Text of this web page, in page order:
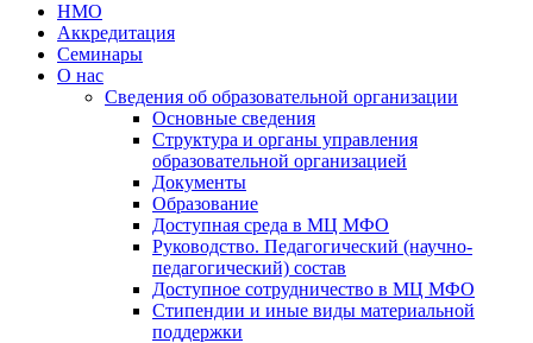
НМО
Аккредитация
Семинары
О нас
Сведения об образовательной организации
Основные сведения
Структура и органы управления
образовательной организацией
Документы
Образование
Доступная среда в МЦ МФО
Руководство. Педагогический (научно-
педагогический) состав
Доступное сотрудничество в МЦ МФО
Стипендии и иные виды материальной
поддержки